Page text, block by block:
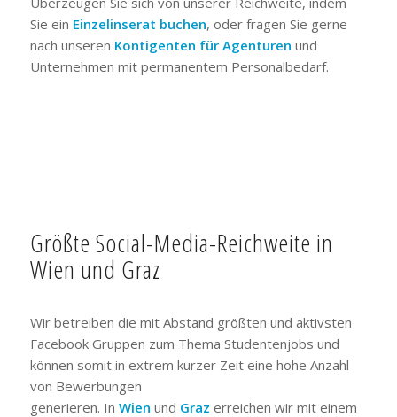
Sie ein Einzelinserat buchen, oder fragen Sie gerne
nach unseren Kontigenten für Agenturen und
Unternehmen mit permanentem Personalbedarf.
Größte Social-Media-Reichweite in
Wien und Graz
Wir betreiben die mit Abstand größten und aktivsten
Facebook Gruppen zum Thema Studentenjobs und
können somit in extrem kurzer Zeit eine hohe Anzahl
von Bewerbungen
generieren. In Wien und Graz erreichen wir mit einem